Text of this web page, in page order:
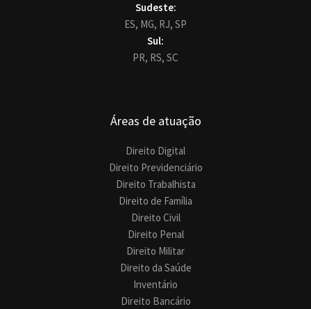
Sudeste:
ES, MG, RJ, SP
Sul:
PR, RS, SC
Áreas de atuação
Direito Digital
Direito Previdenciário
Direito Trabalhista
Direito de Família
Direito Civil
Direito Penal
Direito Militar
Direito da Saúde
Inventário
Direito Bancário